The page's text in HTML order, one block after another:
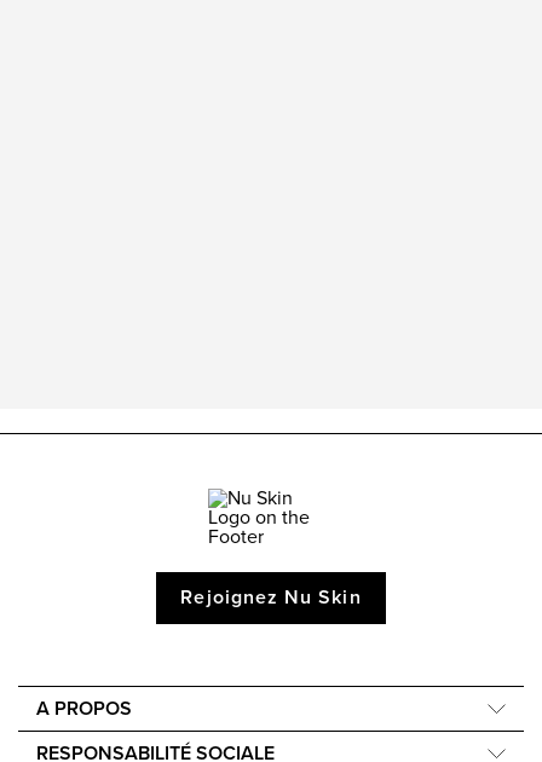
Rejoignez Nu Skin
A PROPOS
Compagnie
RESPONSABILITÉ SOCIALE